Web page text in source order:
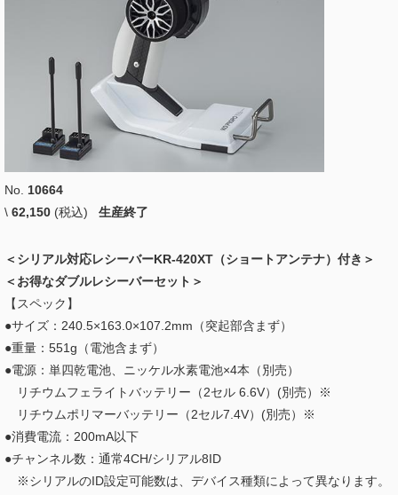
No. 10664
\ 62,150 (税込) 生産終了
＜シリアル対応レシーバーKR-420XT（ショートアンテナ）付き＞
＜お得なダブルレシーバーセット＞
【スペック】
●サイズ：240.5×163.0×107.2mm（突起部含まず）
●重量：551g（電池含まず）
●電源：単四乾電池、ニッケル水素電池×4本（別売）
リチウムフェライトバッテリー（2セル 6.6V）(別売）※
リチウムポリマーバッテリー（2セル7.4V）(別売）※
●消費電流：200mA以下
●チャンネル数：通常4CH/シリアル8ID
※シリアルのID設定可能数は、デバイス種類によって異なります。